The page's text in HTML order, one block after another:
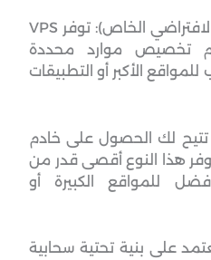
✔ استضافة VPS (الخادم الافتراضي الخاص): توفر VPS
تخصيص موارد محددة
الأكبر أو التطبيقات
لك الحصول على خادم
هذا النوع أقصى قدر من
للمواقع الكبيرة أو
على بنية تحتية سحابية